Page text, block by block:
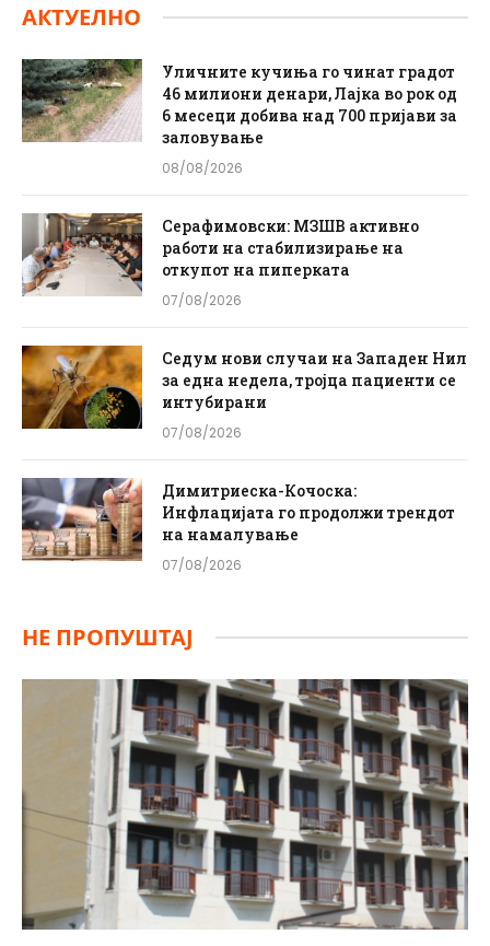
АКТУЕЛНО
Уличните кучиња го чинат градот
46 милиони денари, Лајка во рок од
6 месеци добива над 700 пријави за
заловување
08/08/2026
Серафимовски: МЗШВ активно
работи на стабилизирање на
откупот на пиперката
07/08/2026
Седум нови случаи на Западен Нил
за една недела, тројца пациенти се
интубирани
07/08/2026
Димитриеска-Кочоска:
Инфлацијата го продолжи трендот
на намалување
07/08/2026
НЕ ПРОПУШТАЈ